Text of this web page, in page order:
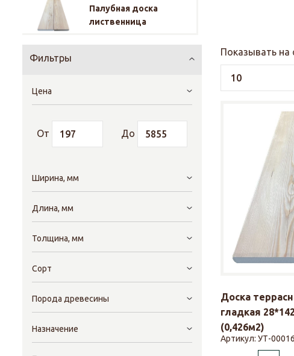
Палубная доска
лиственница
Фильтры
Цена
От До
Ширина, мм
Длина, мм
Толщина, мм
Сорт
Порода древесины
Назначение
Показывать на
Доска
гладкая
(0,426м2)
Артикул: УТ-